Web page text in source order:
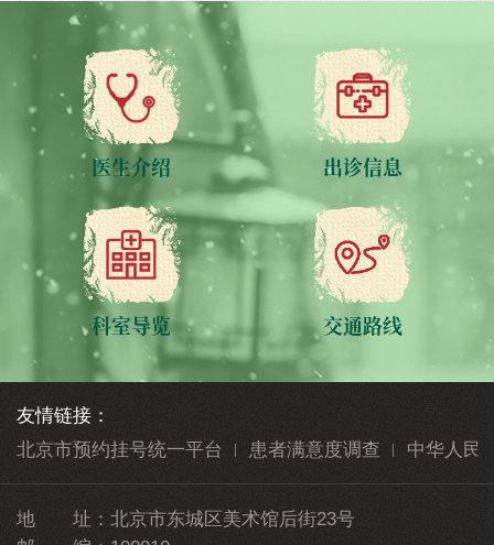
医生介绍 出诊信息
科室导览 交通路线
友情链接：
北京市预约挂号统一平台
患者满意度调查 中华人民
地 址： 北京市东城区美术馆后街23号